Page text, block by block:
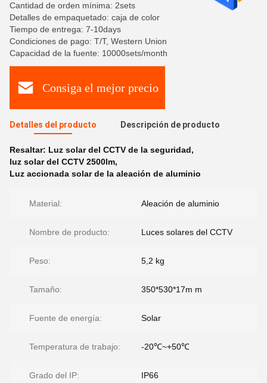
Cantidad de orden mínima: 2sets
Detalles de empaquetado: caja de color
Tiempo de entrega: 7-10days
Condiciones de pago: T/T, Western Union
Capacidad de la fuente: 10000sets/month
Consiga el mejor precio
Detalles del producto Descripción de producto
Resaltar: Luz solar del CCTV de la seguridad,
luz solar del CCTV 2500lm,
Luz accionada solar de la aleación de aluminio
Material: Aleación de aluminio
Nombre de producto: Luces solares del CCTV
Peso: 5,2 kg
Tamaño: 350*530*17m m
Fuente de energía: Solar
Temperatura de trabajo: -20℃~+50℃
Grado del IP: IP66